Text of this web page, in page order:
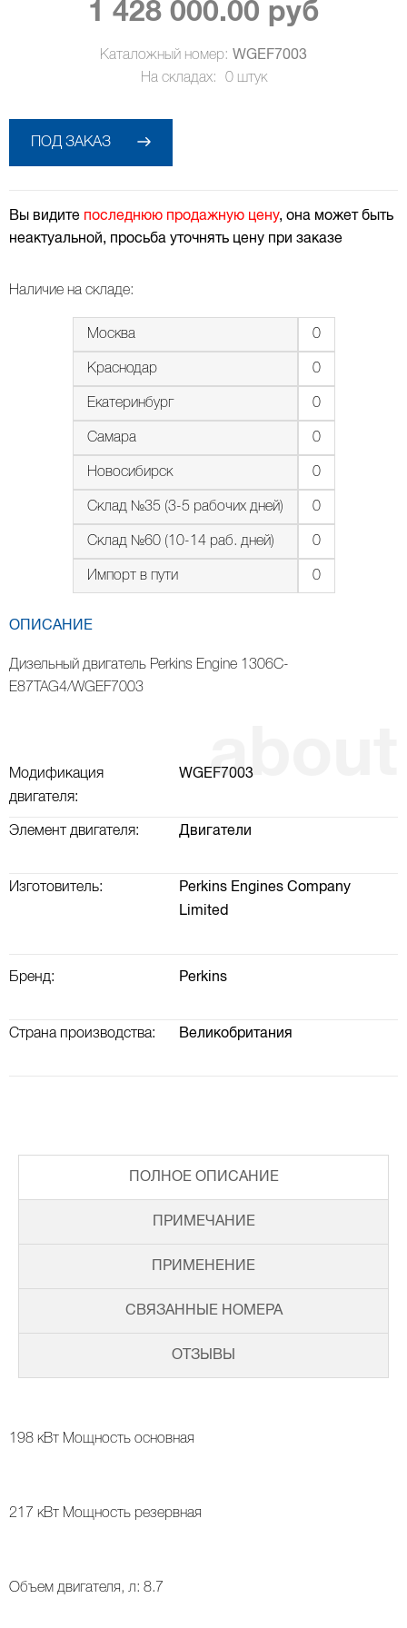
1 428 000.00 руб
Каталожный номер: WGEF7003
На складах:
0 штук
ПОД ЗАКАЗ
Вы видите последнюю продажную цену, она может быть
неактуальной, просьба уточнять цену при заказе
Наличие на складе:
Москва
Краснодар
Екатеринбург
Самара
Новосибирск
Склад №35 (3-5 рабочих дней)
Склад №60 (10-14 раб. дней)
Импорт в пути
0
0
0
0
0
0
0
0
ОПИСАНИЕ
Дизельный двигатель Perkins Engine 1306C-
E87TAG4/WGEF7003
Модификация
двигателя:
WGEF7003
Элемент двигателя: Двигатели
Изготовитель:
Perkins Engines Company
Limited
Бренд: Perkins
Страна производства: Великобритания
ПОЛНОЕ ОПИСАНИЕ
ПРИМЕЧАНИЕ
ПРИМЕНЕНИЕ
СВЯЗАННЫЕ НОМЕРА
ОТЗЫВЫ
198 кВт Мощность основная
217 кВт Мощность резервная
Объем двигателя, л: 8.7